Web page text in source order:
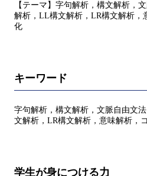
【テーマ】字句解析，構文解析，
解析，LL構文解析，LR構文解析，
化
キーワード
字句解析，構文解析，文脈自由文
文解析，LR構文解析，意味解析，
学生が身につける力